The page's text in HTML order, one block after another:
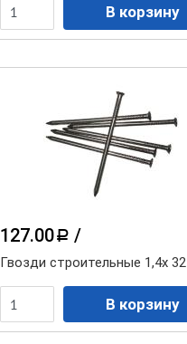
127.00 a /
Гвозди строительные 1,4х 32